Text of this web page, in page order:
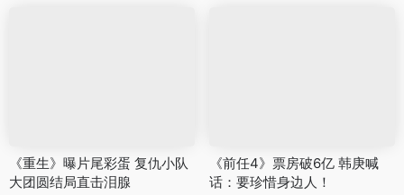
《重生》曝片尾彩蛋 复仇小队
大团圆结局直击泪腺
《前任4》票房破6亿 韩庚喊
话：要珍惜身边人！